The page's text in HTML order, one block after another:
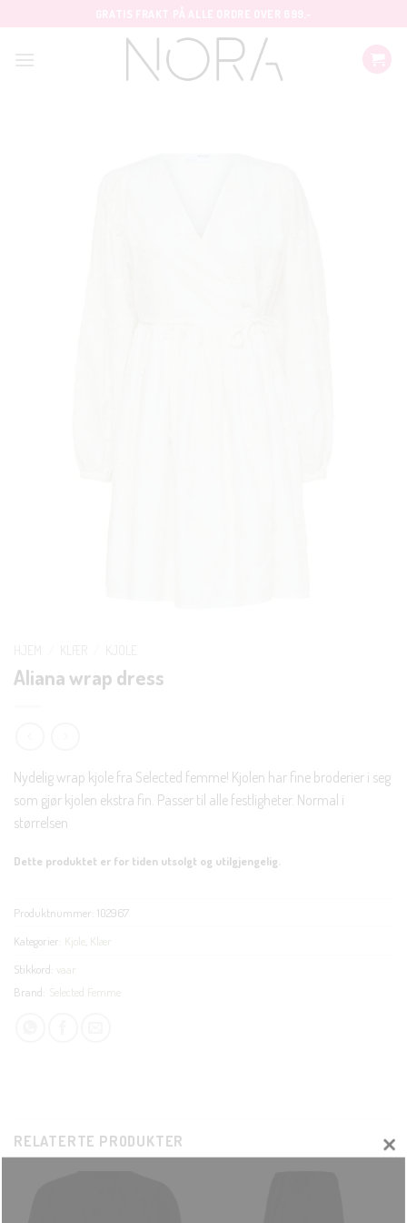
Aliana wrap dress
Nydelig wrap kjole fra Selected femme! Kjolen har fine broderier i seg
som gjør kjolen ekstra fin. Passer til alle festligheter. Normal i
størrelsen
Dette produktet er for tiden utsolgt og utilgjengelig.
Produktnummer: 102967
Kategorier: Kjole Klær
Stikkord: vaar
Brand: Selected Femme
RELATERTE PRODUKTER